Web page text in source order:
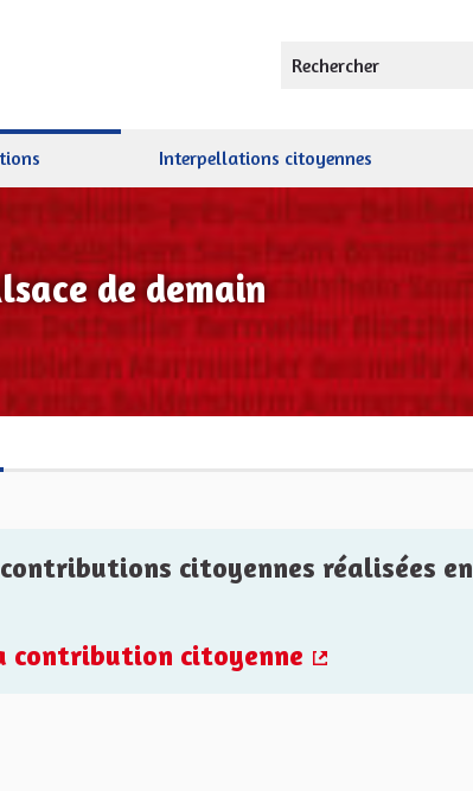
Rechercher
Interpellations citoyennes
de demain
citoyennes réalisées
contribution citoyenne